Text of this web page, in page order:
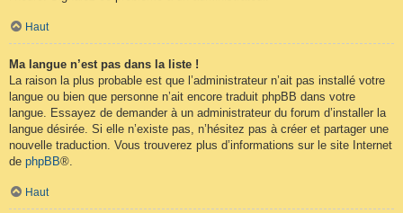
Haut
Ma langue n’est pas dans la liste !
La raison la plus probable est que l’administrateur n’ait pas installé votre
langue ou bien que personne n’ait encore traduit phpBB dans votre
langue. Essayez de demander à un administrateur du forum d’installer la
langue désirée. Si elle n’existe pas, n’hésitez pas à créer et partager une
nouvelle traduction. Vous trouverez plus d’informations sur le site Internet
de phpBB®.
Haut